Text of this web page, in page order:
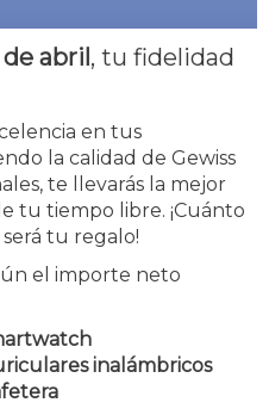
de abril, tu fidelidad
en tus
la calidad de Gewiss
te llevarás la mejor
tu tiempo libre. ¡Cuánto
será tu regalo!
el importe neto
inalámbricos